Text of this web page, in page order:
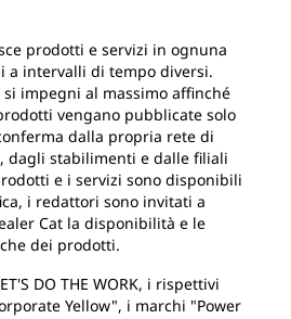
prodotti e servizi in ognuna
a intervalli di tempo diversi.
impegni al massimo affinché
vengano pubblicate solo
dalla propria rete di
dagli stabilimenti e dalle filiali
e i servizi sono disponibili
i redattori sono invitati a
Cat la disponibilità e le
dei prodotti.
DO THE WORK, i rispettivi
Yellow", i marchi "Power